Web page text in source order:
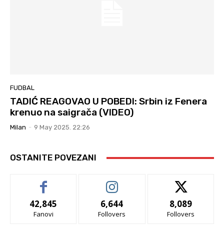
FUDBAL
TADIĆ REAGOVAO U POBEDI: Srbin iz Fenera
krenuo na saigrača (VIDEO)
Milan - 9 May 2025. 22:26
OSTANITE POVEZANI
42,845
Fanovi
6,644
Follovers
8,089
Follovers